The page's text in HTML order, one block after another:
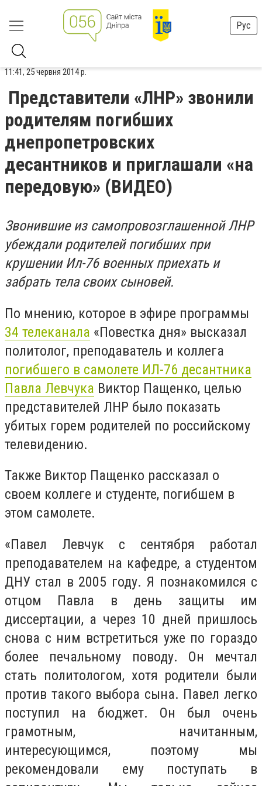
Рус
11:41, 25 червня 2014 р.
Представители «ЛНР» звонили
родителям погибших
днепропетровских
десантников и приглашали «на
передовую» (ВИДЕО)
Звонившие из самопровозглашенной ЛНР
убеждали родителей погибших при
крушении Ил-76 военных приехать и
забрать тела своих сыновей.
По мнению, которое в эфире программы
34 телеканала «Повестка дня» высказал
политолог, преподаватель и коллега
погибшего в самолете ИЛ-76 десантника
Павла Левчука Виктор Пащенко, целью
представителей ЛНР было показать
убитых горем родителей по российскому
телевидению.
Также Виктор Пащенко рассказал о
своем коллеге и студенте, погибшем в
этом самолете.
«Павел Левчук с сентября работал
преподавателем на кафедре, а студентом
ДНУ стал в 2005 году. Я познакомился с
отцом Павла в день защиты им
диссертации, а через 10 дней пришлось
снова с ним встретиться уже по гораздо
более печальному поводу. Он мечтал
стать политологом, хотя родители были
против такого выбора сына. Павел легко
поступил на бюджет. Он был очень
грамотным, начитанным,
интересующимся, поэтому мы
рекомендовали ему поступать в